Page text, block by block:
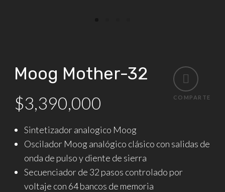
COMPARTE
Moog Mother-32
$3,390,000
Sintetizador analogico Moog
Oscilador Moog analógico clásico con salidas de
onda de pulso y diente de sierra
Secuenciador de 32 pasos controlado por
voltaje con 64 bancos de memoria